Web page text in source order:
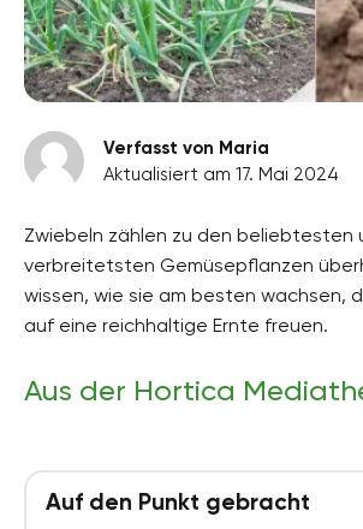
Verfasst von Maria
Aktualisiert am 17. Mai 2024
Zwiebeln zählen zu den beliebtesten
verbreitetsten Gemüsepflanzen
wissen, wie sie am besten wachsen,
auf eine reichhaltige Ernte freuen.
Aus der Hortica
Auf den Punkt gebracht